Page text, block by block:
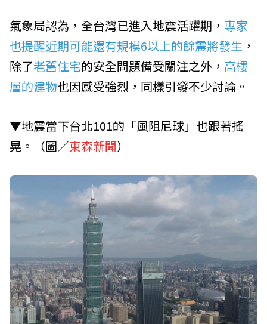
氣象局認為，全台灣已進入地震活躍期， 專家
也提醒近期可能還有規模6以上的餘震將發生 ，
除了老舊住宅的安全問題備受關注之外， 高樓
層的建物也因感受強烈，同樣引發不少討論。
▼地震當下台北101的「風阻尼球」也跟著搖
晃。（圖／東森新聞）